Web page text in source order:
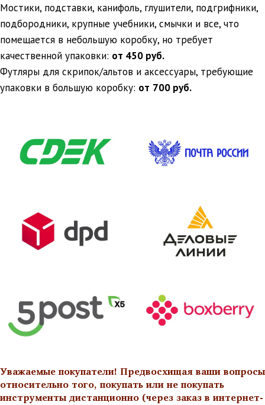
Мостики, подставки, канифоль, глушители, подгрифники,
подбородники, крупные учебники, смычки и все, что
помещается в небольшую коробку, но требует
качественной упаковки: от 450 руб.
Футляры для скрипок/альтов и аксессуары, требующие
упаковки в большую коробку: от 700 руб.
Уважаемые покупатели! Предвосхищая ваши вопросы
относительно того, покупать или не покупать
инструменты дистанционно (через заказ в интернет-